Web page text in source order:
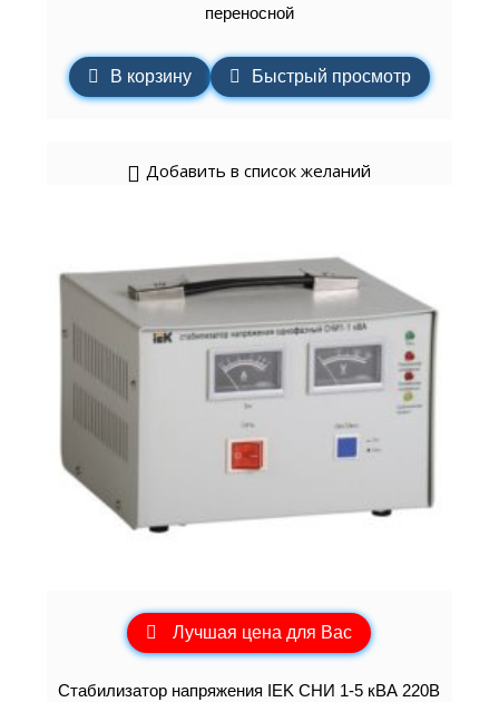
переносной
В корзину Быстрый просмотр
Добавить в список желаний
Лучшая цена для Вас
Стабилизатор напряжения IEK СНИ 1-5 кВА 220В